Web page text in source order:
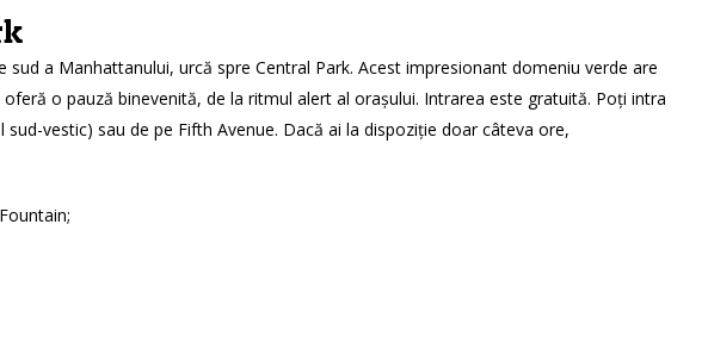
sud a Manhattanului, urcă spre Central Park. Acest impresionant domeniu verde are
o pauză binevenită, de la ritmul alert al orașului. Intrarea este gratuită. Poți intra
sud-vestic) sau de pe Fifth Avenue. Dacă ai la dispoziție doar câteva ore,